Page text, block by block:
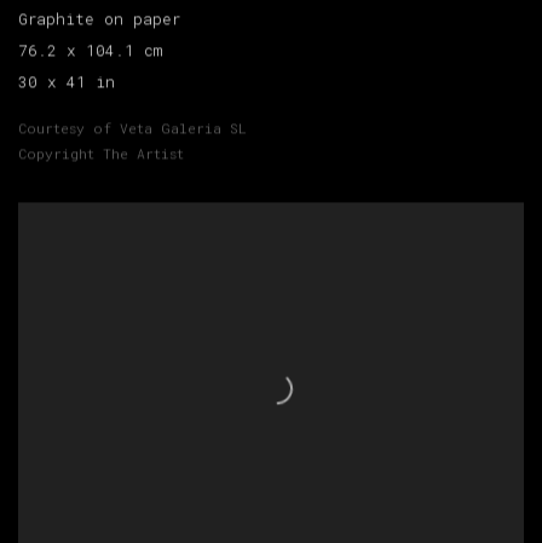
Graphite on paper
76.2 x 104.1 cm
30 x 41 in
Courtesy of Veta Galeria SL
Copyright The Artist